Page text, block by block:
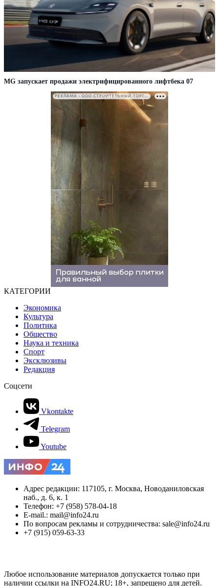
MG запускает продажи электрифицированного лифтбека 07
РЕКЛАМА • ООО СТРОИТЕЛЬНЫЙ ТОРГОВЫЙ ДОМ «ПЕТРОВИЧ». ИНН: 7802348846
КАТЕГОРИИ
Экономика
Культура
Политика
Общество
Наука и техника
Спорт
Эксклюзивы
Редакция
Соцсети
Vkontakte
Telegram
Youtube
Адрес редакции: 117105, г. Москва, Новоданиловская
наб., д. 6, к. 1
Телефон: +7 (958) 578-04-18
E-mail.: mail@info24.ru
По вопросам рекламы и сотрудничества: sale@info24.ru
+7 (915) 059-63-33
Любое использование материалов допускается только при
наличии ссылки на INFO24.RU; 18+, запрещено для детей.